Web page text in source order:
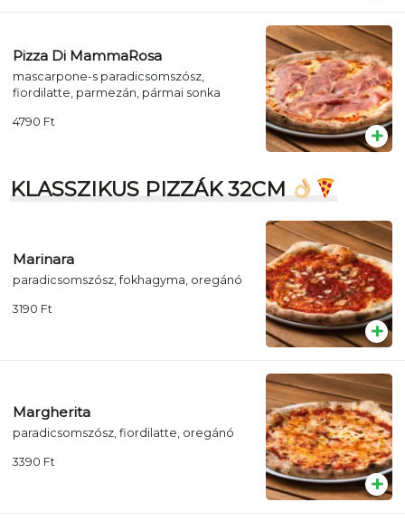
Pizza Di MammaRosa
mascarpone-s paradicsomszósz,
fiordilatte, parmezán, pármai sonka
4790 Ft
KLASSZIKUS PIZZÁK 32CM
Marinara
paradicsomszósz, fokhagyma, oregánó
3190 Ft
Margherita
paradicsomszósz, fiordilatte, oregánó
3390 Ft